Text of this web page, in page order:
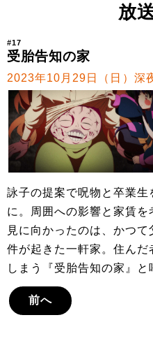
放
#17
受胎告知の家
2023年10月29日（日）深
詠子の提案で呪物と卒業
に。周囲への影響と家賃
見に向かったのは、かつ
件が起きた一軒家。住ん
しまう『受胎告知の家』と
前へ